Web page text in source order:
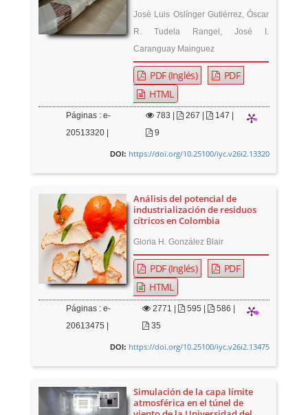
José Luis Oslínger Gutiérrez, Óscar
R. Tudela Rangel, José I.
Caranguay Mainguez
PDF (Inglés)
PDF
HTML
Páginas : e-
20513320 |
783 | 267 |
147 |
9
DOI: https://doi.org/10.25100/iyc.v26i2.13320
Análisis del potencial de
industrialización de residuos
cítricos en Colombia
Gloria H. González Blair
PDF (Inglés)
PDF
HTML
Páginas : e-
20613475 |
2771 | 595 |
586 |
35
DOI: https://doi.org/10.25100/iyc.v26i2.13475
Simulación de la capa límite
atmosférica en el túnel de